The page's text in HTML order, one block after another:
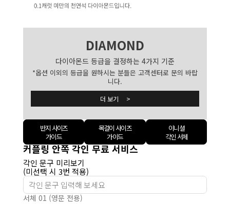
DIAMOND
다이아몬드 등급을 결정하는 4가지 기준
*옵션 이외의 등급을 원하시는 분들은 고객센터로 문의 바랍
니다.
더 보기 >
반지 사이즈
가이드
목걸이 사이즈
가이드
이니셜
각인 서체
커플링 안쪽 각인 무료 서비스
각인 문구 미리보기
(미선택 시 3번 적용)
서체 01 (영문 전용)